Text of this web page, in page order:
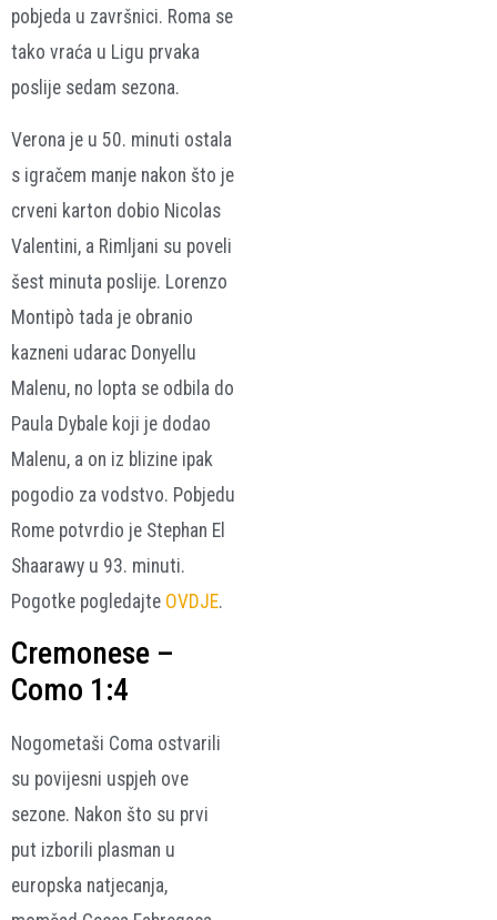
pobjeda u završnici. Roma se
tako vraća u Ligu prvaka
poslije sedam sezona.
Verona je u 50. minuti ostala
s igračem manje nakon što je
crveni karton dobio Nicolas
Valentini, a Rimljani su poveli
šest minuta poslije. Lorenzo
Montipò tada je obranio
kazneni udarac Donyellu
Malenu, no lopta se odbila do
Paula Dybale koji je dodao
Malenu, a on iz blizine ipak
pogodio za vodstvo. Pobjedu
Rome potvrdio je Stephan El
Shaarawy u 93. minuti.
Pogotke pogledajte OVDJE.
Cremonese –
Como 1:4
Nogometaši Coma ostvarili
su povijesni uspjeh ove
sezone. Nakon što su prvi
put izborili plasman u
europska natjecanja,